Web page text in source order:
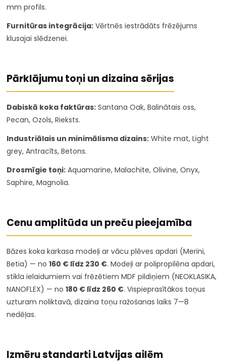
mm profils.
Furnitūras integrācija: Vērtnēs iestrādāts frēzējums
klusajai slēdzenei.
Pārklājumu toņi un dizaina sērijas
Dabiskā koka faktūras: Santana Oak, Balinātais oss,
Pecan, Ozols, Rieksts.
Industriālais un minimālisma dizains: White mat, Light
grey, Antracīts, Betons.
Drosmīgie toņi: Aquamarine, Malachite, Olivine, Onyx,
Saphire, Magnolia.
Cenu amplitūda un preču pieejamība
Bāzes koka karkasa modeļi ar vācu plēves apdari (Merini,
Betia) — no160 € līdz 230 €. Modeļi ar polipropilēna apdari,
stikla ielaidumiem vai frēzētiem MDF pildiņiem (NEOKLASIKA,
NANOFLEX) — no180 € līdz 260 €. Vispieprasītākos toņus
uzturam noliktavā, dizaina toņu ražošanas laiks 7—8
nedēļas.
Izmēru standarti Latvijas ailēm